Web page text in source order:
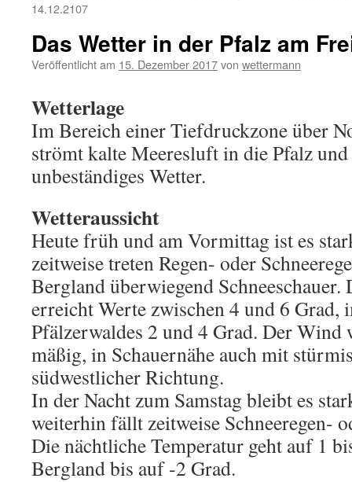
14.12.2107
Das Wetter in der Pfalz am
Veröffentlicht am 15. Dezember 2017von wettermann
Wetterlage
Im Bereich einer Tiefdruckzone über
strömt kalte Meeresluft in die Pfalz
unbeständiges Wetter.
Wetteraussicht
Heute früh und am Vormittag ist es
zeitweise treten Regen- oder
Bergland überwiegend Schneeschauer.
erreicht Werte zwischen 4 und 6 Grad,
Pfälzerwaldes 2 und 4 Grad. Der Wind
mäßig, in Schauernähe auch mit
südwestlicher Richtung.
In der Nacht zum Samstag bleibt es
weiterhin fällt zeitweise Schneeregen-
Die nächtliche Temperatur geht auf 1
Bergland bis auf -2 Grad.